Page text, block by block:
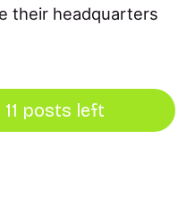
their headquarters
posts left